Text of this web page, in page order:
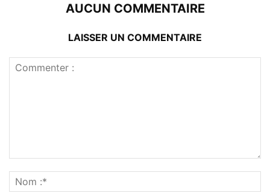
AUCUN COMMENTAIRE
LAISSER UN COMMENTAIRE